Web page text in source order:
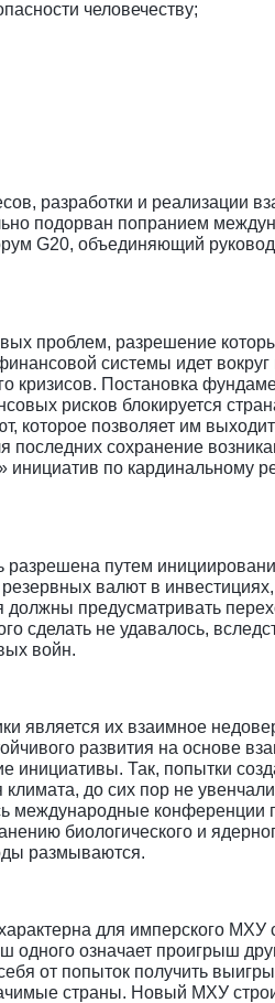
человечеству;
разработки и реализации
подорван попранием
G20, объединяющий
проблем, разрешение
системы идет
кризисов. Постановка
рисков блокируется
позволяет им
сохранение
инициатив по кардинальному
разрешена путем
валют в
должны предусматривать
сделать не удавалось,
войн.
является их взаимное
развития на основе
инициативы. Так, попытки
до сих пор не
международные конференции
биологического и
размываются.
для имперского МХУ
одного означает проигрыш
от попыток получить
страны. Новый МХУ